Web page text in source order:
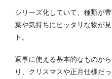
シリーズ化していて、種類が
葉や気持ちにピッタリな物が
ト。
返事に使える基本的なものか
り、クリスマスや正月仕様だ